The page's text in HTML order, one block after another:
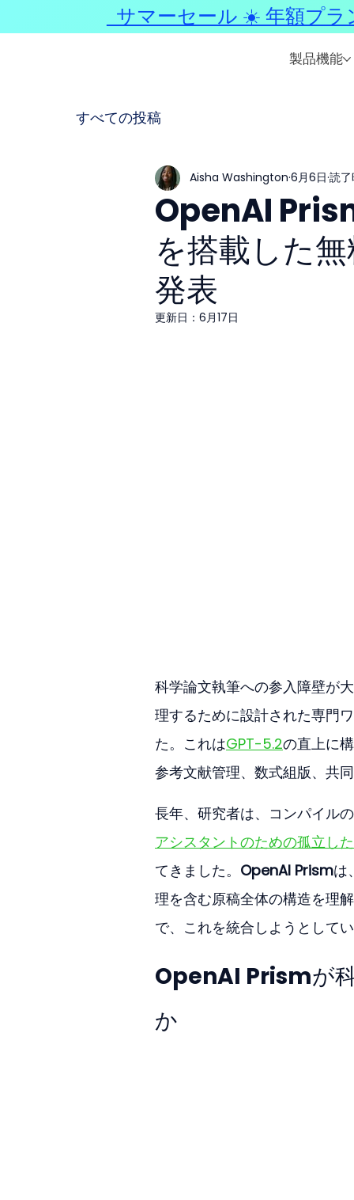
製品機能
すべての投稿
OpenAI
を搭載した
発表
Aisha Washington 6月6日 読
更新日： 6月17日
科学論文執筆への参入障壁が
理するために設計された専門
た。これはGPT-5.2の直上に
参考文献管理、数式組版、共
長年、研究者は、コンパイル
アシスタントのための孤立し
てきました。 OpenAI Prismは
理を含む原稿全体の構造を理
で、これを統合しようとして
OpenAI Prismが
か
サマーセール ☀️ 年額プラ